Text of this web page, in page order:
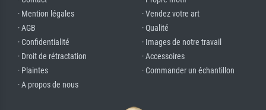
· Mention légales
· AGB
· Confidentialité
· Droit de rétractation
· Plaintes
· A propos de nous
· Vendez votre art
· Qualité
· Images de notre travail
· Accessoires
· Commander un échantillon